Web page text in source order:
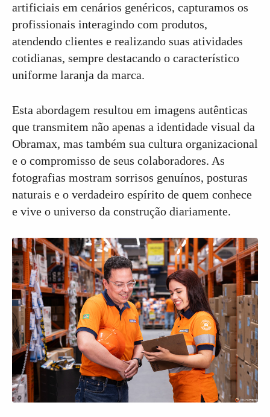
artificiais em cenários genéricos, capturamos os
profissionais interagindo com produtos,
atendendo clientes e realizando suas atividades
cotidianas, sempre destacando o característico
uniforme laranja da marca.
Esta abordagem resultou em imagens autênticas
que transmitem não apenas a identidade visual da
Obramax, mas também sua cultura organizacional
e o compromisso de seus colaboradores. As
fotografias mostram sorrisos genuínos, posturas
naturais e o verdadeiro espírito de quem conhece
e vive o universo da construção diariamente.